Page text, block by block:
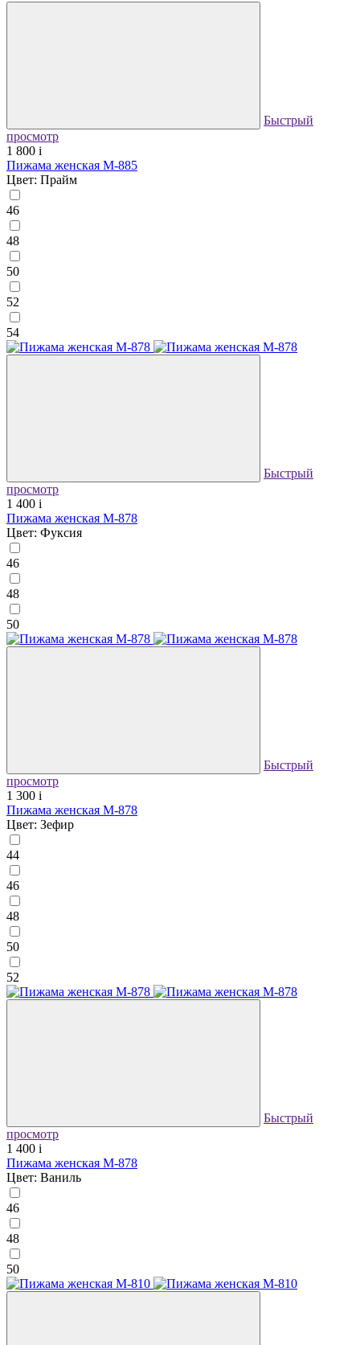
Быстрый
просмотр
1 800 i
Пижама женская М-885
Цвет: Прайм
46
48
50
52
54
Быстрый
просмотр
1 400 i
Пижама женская М-878
Цвет: Фуксия
46
48
50
Быстрый
просмотр
1 300 i
Пижама женская М-878
Цвет: Зефир
44
46
48
50
52
Быстрый
просмотр
1 400 i
Пижама женская М-878
Цвет: Ваниль
46
48
50